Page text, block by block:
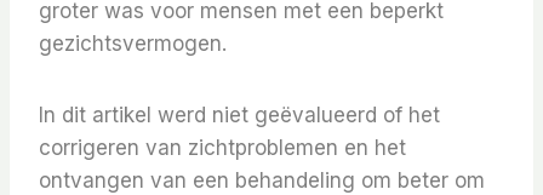
groter was voor mensen met een beperkt
gezichtsvermogen.
In dit artikel werd niet geëvalueerd of het
corrigeren van zichtproblemen en het
ontvangen van een behandeling om beter om